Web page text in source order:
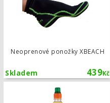
Neoprenové ponožky XBEACH
439Kč
Skladem